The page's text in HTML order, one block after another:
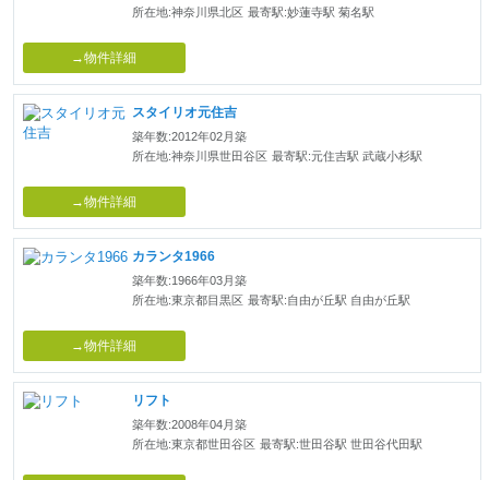
所在地:神奈川県北区 最寄駅:妙蓮寺駅 菊名駅
→物件詳細
スタイリオ元住吉
築年数:2012年02月築
所在地:神奈川県世田谷区 最寄駅:元住吉駅 武蔵小杉駅
→物件詳細
カランタ1966
築年数:1966年03月築
所在地:東京都目黒区 最寄駅:自由が丘駅 自由が丘駅
→物件詳細
リフト
築年数:2008年04月築
所在地:東京都世田谷区 最寄駅:世田谷駅 世田谷代田駅